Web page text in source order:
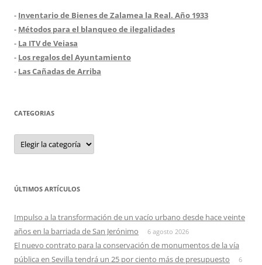
- Inventario de Bienes de Zalamea la Real. Año 1933
- Métodos para el blanqueo de ilegalidades
- La ITV de Veiasa
- Los regalos del Ayuntamiento
- Las Cañadas de Arriba
CATEGORIAS
Categorias
ÚLTIMOS ARTÍCULOS
Impulso a la transformación de un vacío urbano desde hace veinte
años en la barriada de San Jerónimo
6 agosto 2026
El nuevo contrato para la conservación de monumentos de la vía
pública en Sevilla tendrá un 25 por ciento más de presupuesto
6